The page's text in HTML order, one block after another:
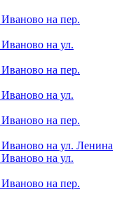
на пер.
на ул.
на пер.
на ул.
на пер.
на ул. Ленина
на ул.
на пер.